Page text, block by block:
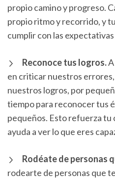
propio camino y progreso.
propio ritmo y recorrido, y
cumplir con las expectativas
Reconoce tus logros.
en criticar nuestros
nuestros logros, por
tiempo para reconocer tus
pequeños. Esto refuerza tu
ayuda a ver lo que eres
Rodéate de personas
rodearte de personas que